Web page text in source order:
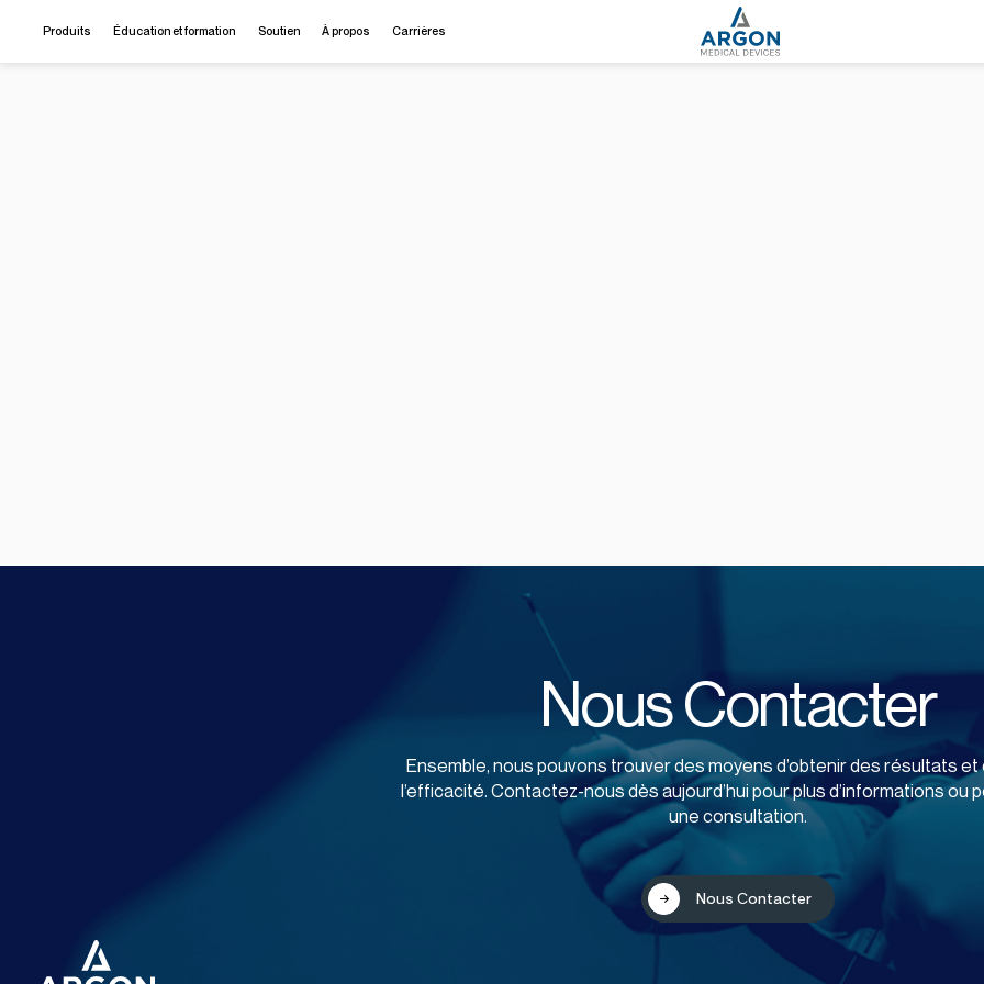
Produits Éducation et formation Soutien À propos Carrières
Nous Contacter
Ensemble, nous pouvons trouver des moyens d’obtenir des résultats et
l’efficacité. Contactez-nous dès aujourd’hui pour plus d’informations ou
une consultation.
Nous Сontacter